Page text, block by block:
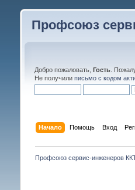
Профсоюз
Добро пожаловать, Гость.
Не получили письмо с кодом
Начало Помощь Вход
Профсоюз сервис-инженеров